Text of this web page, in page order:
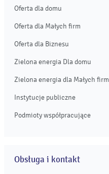
Oferta dla domu
Oferta dla Małych firm
Oferta dla Biznesu
Zielona energia Dla domu
Zielona energia dla Małych firm
Instytucje publiczne
Podmioty współpracujące
Obsługa i kontakt